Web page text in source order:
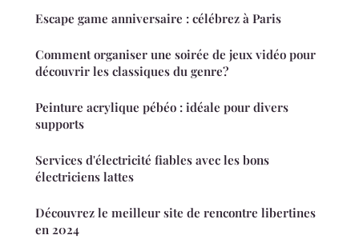
Escape game anniversaire : célébrez à Paris
Comment organiser une soirée de jeux vidéo pour
découvrir les classiques du genre?
Peinture acrylique pébéo : idéale pour divers
supports
Services d'électricité fiables avec les bons
électriciens lattes
Découvrez le meilleur site de rencontre libertines
en 2024